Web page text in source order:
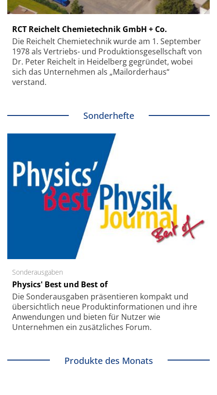
RCT Reichelt Chemietechnik GmbH + Co.
Die Reichelt Chemietechnik wurde am 1. September
1978 als Vertriebs- und Produktionsgesellschaft von
Dr. Peter Reichelt in Heidelberg gegründet, wobei
sich das Unternehmen als „Mailorderhaus“
verstand.
Sonderhefte
Sonderausgaben
Physics' Best und Best of
Die Sonder­ausgaben präsentieren kompakt und
übersichtlich neue Produkt­informationen und ihre
Anwendungen und bieten für Nutzer wie
Unternehmen ein zusätzliches Forum.
Produkte des Monats